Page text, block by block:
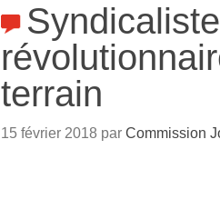
terrain
15 février 2018 par Commission